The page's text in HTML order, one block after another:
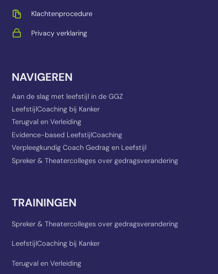
Klachtenprocedure
Privacy verklaring
NAVIGEREN
Aan de slag met leefstijl in de GGZ
LeefstijlCoaching bij Kanker
Terugval en Verleiding
Evidence-based LeefstijlCoaching
Verpleegkundig Coach Gedrag en Leefstijl
Spreker & Theatercolleges over gedragsverandering
TRAININGEN
Spreker & Theatercolleges over gedragsverandering
LeefstijlCoaching bij Kanker
Terugval en Verleiding